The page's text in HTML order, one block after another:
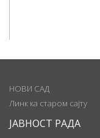
НОВИ САД
Линк ка старом сајту
ЈАВНОСТ РАДА